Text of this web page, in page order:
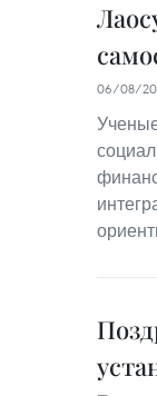
06/08/